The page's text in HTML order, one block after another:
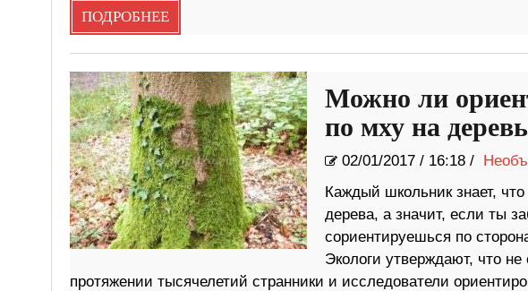
ПОДРОБНЕЕ
Можно ли
по мху на
02/01/2017/ 16:18 /
Каждый школьник знает,
дерева, а значит, если ты
сориентируешься по
Экологи утверждают, что
протяжении тысячелетий странники и исследователи